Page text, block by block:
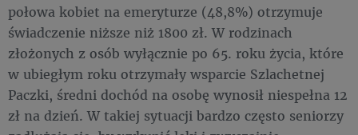
połowa kobiet na emeryturze (48,8%) otrzymuje
świadczenie niższe niż 1800 zł. W rodzinach
złożonych z osób wyłącznie po 65. roku życia, które
w ubiegłym roku otrzymały wsparcie Szlachetnej
Paczki, średni dochód na osobę wynosił niespełna 12
zł na dzień. W takiej sytuacji bardzo często seniorzy